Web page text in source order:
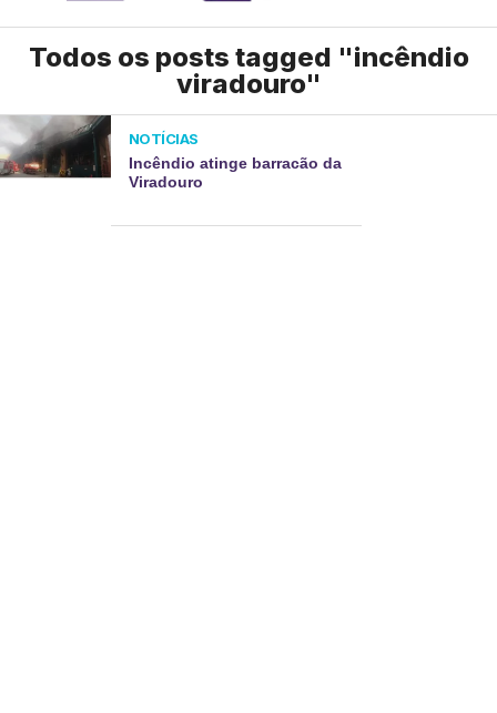
Todos os posts tagged "incêndio
viradouro"
NOTÍCIAS
Incêndio atinge barracão da
Viradouro